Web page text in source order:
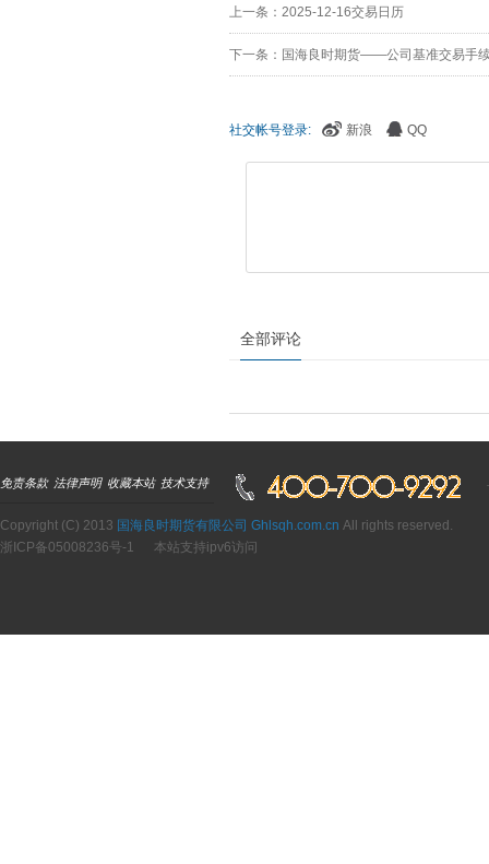
上一条：2025-12-16交易日历
下一条：国海良时期货——公司基准交易手
社交帐号登录: 新浪 QQ
全部评论
免责条款 法律声明 收藏本站 技术支持
Copyright (C) 2013 国海良时期货有限公司 Ghlsqh.com.cn All rights reserved.
浙ICP备05008236号-1 本站支持ipv6访问